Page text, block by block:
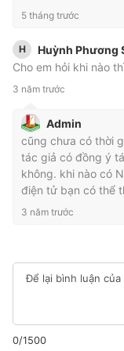
5 tháng trước
H
Huỳnh Phương
Cho em hỏi khi nào
3 năm trước
Admin
cũng chưa có thời
tác giả có đồng ý
không. khi nào có
điện tử bạn có thể
3 năm trước
0/1500